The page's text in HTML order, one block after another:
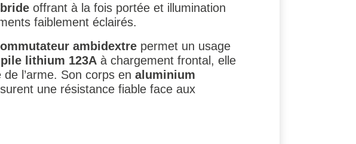
offrant à la fois portée et illumination
faiblement éclairés.
ambidextre permet un usage
pile lithium 123A à chargement frontal, elle
l’arme. Son corps en aluminium
une résistance fiable face aux